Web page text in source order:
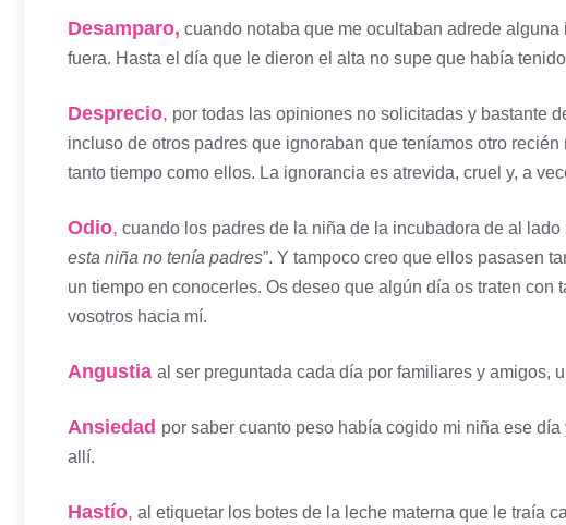
Desamparo, cuando notaba que me ocultaban adrede
fuera. Hasta el día que le dieron el alta no supe que había
Desprecio, por todas las opiniones no solicitadas y bastante
incluso de otros padres que ignoraban que teníamos otro
tanto tiempo como ellos. La ignorancia es atrevida, cruel y, a
Odio, cuando los padres de la niña de la incubadora de al lado
esta niña no tenía padres”. Y tampoco creo que ellos pasasen
un tiempo en conocerles. Os deseo que algún día os traten
vosotros hacia mí.
Angustia al ser preguntada cada día por familiares y amigos,
Ansiedad por saber cuanto peso había cogido mi niña ese
allí.
Hastío, al etiquetar los botes de la leche materna que le traía